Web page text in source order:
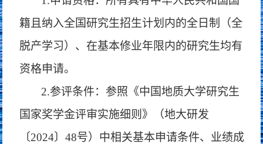
籍且纳入全国研究生招生计划内的全日制（全
脱产学习）、在基本修业年限内的研究生均有
资格申请。
2.参评条件：参照《中国地质大学研究生
国家奖学金评审实施细则》（地大研发
〔2024〕48号）中相关基本申请条件、业绩成